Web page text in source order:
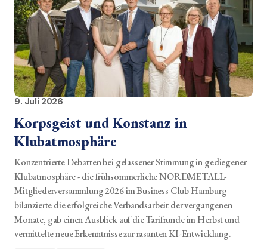
9. Juli 2026
Korpsgeist und Konstanz in
Klubatmosphäre
Konzentrierte Debatten bei gelassener Stimmung in gediegener
Klubatmosphäre - die frühsommerliche NORDMETALL-
Mitgliederversammlung 2026 im Business Club Hamburg
bilanzierte die erfolgreiche Verbandsarbeit der vergangenen
Monate, gab einen Ausblick auf die Tarifrunde im Herbst und
vermittelte neue Erkenntnisse zur rasanten KI-Entwicklung.